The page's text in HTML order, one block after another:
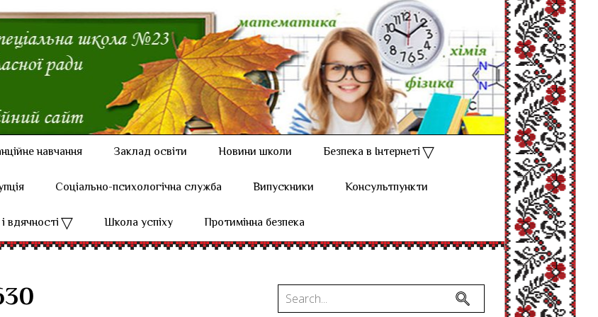
навчання Заклад освіти Новини школи
Безпека в Інтернеті
Соціально-психологічна служба Випускники
Консультпункти
вдячності
Школа успіху Протимінна безпека